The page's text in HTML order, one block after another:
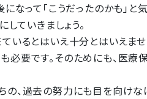
って「こうだったのかも」と
ていきましょう。
いるとはいえ十分とはいえま
要です。そのためにも、医療
、過去の努力にも目を向け